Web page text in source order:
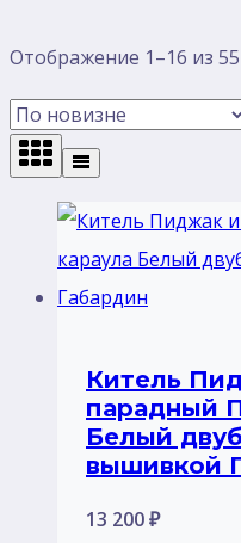
Отображение 1–16 из
Китель
парадный
Белый
вышивкой
13 200₽